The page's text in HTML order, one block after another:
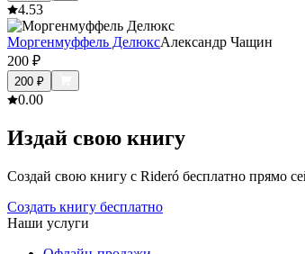
4.53
Моргенмуффель ДелюксАлександр Чащин
200 ₽
200 ₽
0.00
Издай свою книгу
Создай свою книгу с Rideró бесплатно прямо
Создать книгу бесплатно
Наши услуги